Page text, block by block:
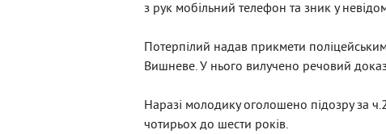
з рук мобільний телефон та зник у
Потерпілий надав прикмети
Вишневе. У нього вилучено речовий
Наразі молодику оголошено підозру за
чотирьох до шести років.